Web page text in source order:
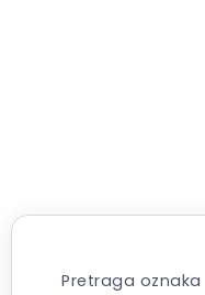
Pretraga oznaka